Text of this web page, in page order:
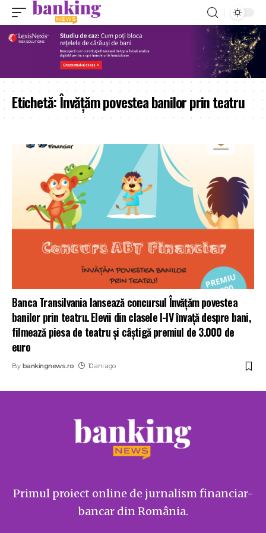
Etichetă:Învățăm povestea banilor prin teatru
Banca Transilvania lansează concursul Învățăm povestea
banilor prin teatru. Elevii din clasele I-IV învață despre bani,
filmează piesa de teatru şi câştigă premiul de 3.000 de
euro
By bankingnews.ro 10 ani ago
Primul proiect online de jurnalism financiar-
bancar din România.